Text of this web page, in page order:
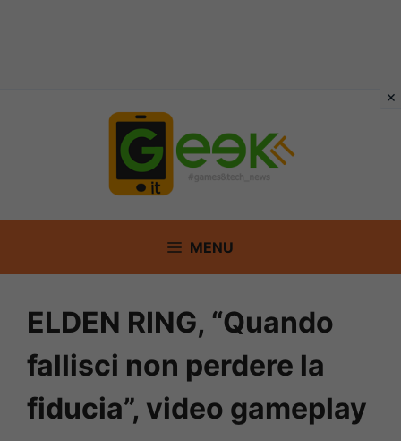
MENU
ELDEN RING, “Quando
fallisci non perdere la
fiducia”, video gameplay